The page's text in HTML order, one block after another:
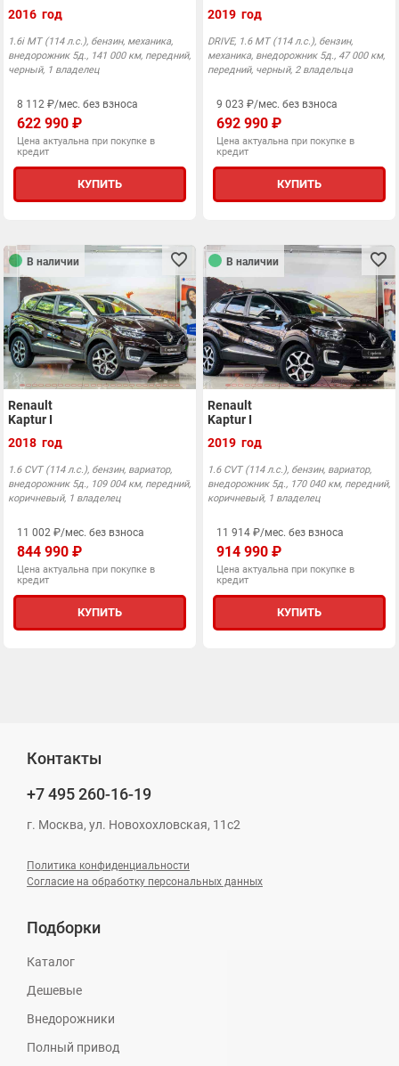
2016 год
1.6i MT (114 л.с.), бензин, механика,
внедорожник 5д., 141 000 км, передний,
черный, 1 владелец
8 112 ₽/мес. без взноса
622 990 ₽
Цена актуальна при покупке в
кредит
КУПИТЬ
2019 год
DRIVE, 1.6 MT (114 л.с.), бензин,
механика, внедорожник 5д., 47 000 км,
передний, черный, 2 владельца
9 023 ₽/мес. без взноса
692 990 ₽
Цена актуальна при покупке в
кредит
КУПИТЬ
В наличии
Renault
Kaptur I
2018 год
1.6 CVT (114 л.с.), бензин, вариатор,
внедорожник 5д., 109 004 км, передний,
коричневый, 1 владелец
11 002 ₽/мес. без взноса
844 990 ₽
Цена актуальна при покупке в
кредит
КУПИТЬ
В наличии
Renault
Kaptur I
2019 год
1.6 CVT (114 л.с.), бензин, вариатор,
внедорожник 5д., 170 040 км, передний,
коричневый, 1 владелец
11 914 ₽/мес. без взноса
914 990 ₽
Цена актуальна при покупке в
кредит
КУПИТЬ
Контакты
+7 495260-16-19
г. Москва, ул. Новохохловская, 11с2
Политика конфиденциальности
Согласие на обработку персональных данных
Подборки
Каталог
Дешевые
Внедорожники
Полный привод